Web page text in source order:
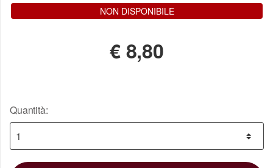
NON DISPONIBILE
€8,80
Quantità: